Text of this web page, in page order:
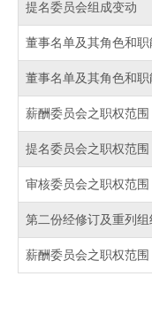
提名委员会组成变动
董事名单及其角色和职
董事名单及其角色和职
薪酬委员会之职权范围
提名委员会之职权范围
审核委员会之职权范围
第二份经修订及重列组
薪酬委员会之职权范围